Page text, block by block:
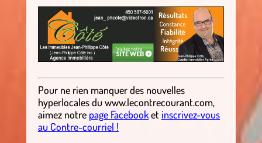
Pour ne rien manquer des nouvelles
hyperlocalesdu www.lecontrecourant.com,
aimez notre page Facebooket inscrivez-vous
au Contre-courriel !